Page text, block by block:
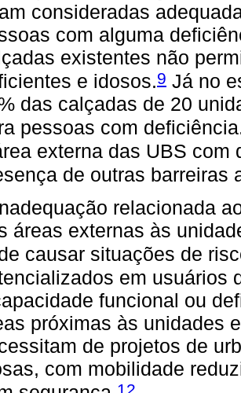
consideradas
com alguma
existentes não
e idosos.9 Já no
das calçadas de 20
pessoas com
externa das UBS com
de outras barreiras
relacionada
áreas externas às
causar situações de
em usuários
funcional ou
próximas às unidades
de projetos de
com mobilidade
12